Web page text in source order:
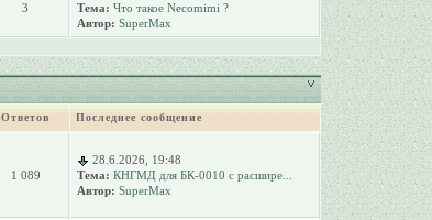
3
Тема: Что такое Necomimi ?
Автор: SuperMax
Ответов Последнее сообщение
1 089
28.6.2026, 19:48
Тема: КНГМД для БК-0010 с расшире...
Автор: SuperMax